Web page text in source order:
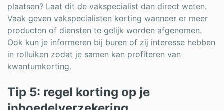
plaatsen? Laat dit de vakspecialist dan direct weten.
Vaak geven vakspecialisten korting wanneer er meer
producten of diensten te gelijk worden afgenomen.
Ook kun je informeren bij buren of zij interesse hebben
in rolluiken zodat je samen kan profiteren van
kwantumkorting.
Tip 5: regel korting op je